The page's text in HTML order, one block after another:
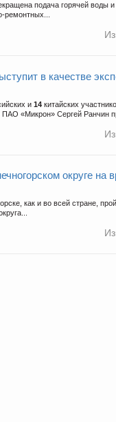
подача горячей воды и
ремонтных...
в качестве
и 14 китайских
ПАО «Микрон» Сергей Ранчин
округе на
как и во всей стране,